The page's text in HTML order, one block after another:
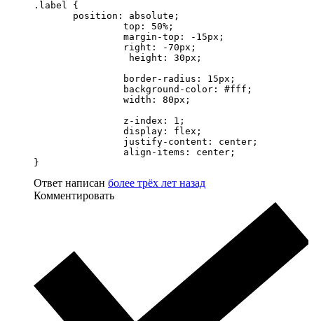
.label {
       position: absolute;
                top: 50%;
                margin-top: -15px;
                right: -70px;
                 height: 30px;
                border-radius: 15px;
                background-color: #fff;
                width: 80px;
                z-index: 1;
                display: flex;
                justify-content: center;
                align-items: center;
}
Ответ написан более трёх лет назад
Комментировать